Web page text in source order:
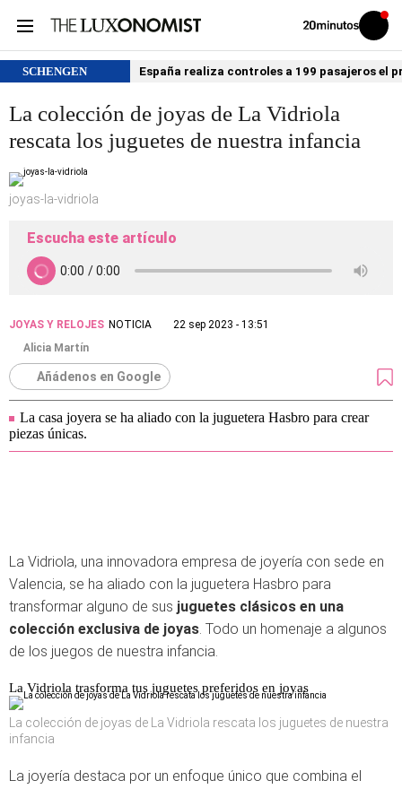
Volver
Iniciar
sesión
SCHENGEN España realiza controles a 199 pasajeros el
La colección de joyas de La Vidriola
rescata los juguetes de nuestra infancia
joyas-la-vidriola
Escucha este artículo
JOYAS Y RELOJES NOTICIA
22 sep 2023 - 13:51
Alicia Martín
Añádenos en Google
La casa joyera se ha aliado con la juguetera Hasbro para crear
piezas únicas.
La Vidriola, una innovadora empresa de joyería con sede en
Valencia, se ha aliado con la juguetera Hasbro para
transformar alguno de sus juguetes clásicos en una
colección exclusiva de joyas. Todo un homenaje a algunos
de los juegos de nuestra infancia.
La Vidriola trasforma tus juguetes preferidos en joyas
La colección de joyas de La Vidriola rescata los juguetes de nuestra
infancia
La joyería destaca por un enfoque único que combina el